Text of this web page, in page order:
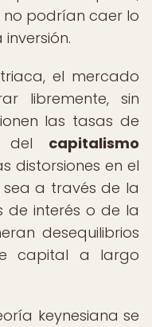
podrían caer lo
el mercado
libremente, sin
las tasas de
del capitalismo
distorsiones en el
a través de la
de interés o de la
desequilibrios
capital a largo
keynesiana se